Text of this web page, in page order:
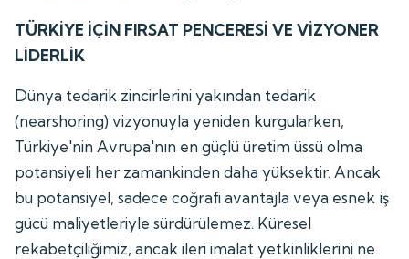
TÜRKİYE İÇİN FIRSAT PENCERESİ VE VİZYONER
LİDERLİK
Dünya tedarik zincirlerini yakından tedarik
(nearshoring) vizyonuyla yeniden kurgularken,
Türkiye'nin Avrupa'nın en güçlü üretim üssü olma
potansiyeli her zamankinden daha yüksektir. Ancak
bu potansiyel, sadece coğrafi avantajla veya esnek iş
gücü maliyetleriyle sürdürülemez. Küresel
rekabetçiliğimiz, ancak ileri imalat yetkinliklerini ne